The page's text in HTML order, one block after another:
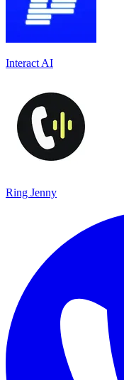
Interact AI
Ring Jenny